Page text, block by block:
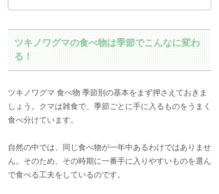
ツキノワグマの食べ物は季節でこんなに変わ
る！
ツキノワグマ 食べ物 季節別の基本をまず押さえておきま
しょう。クマは雑食で、季節ごとに手に入るものをうまく
食べ分けています。
自然の中では、同じ食べ物が一年中あるわけではありませ
ん。そのため、その時期に一番手に入りやすいものを選ん
で食べる工夫をしているのです。